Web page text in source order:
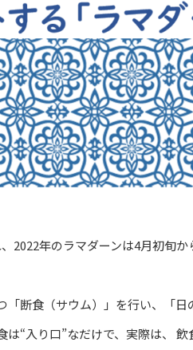
年のラマダーンは4月初旬
断食（サウム）」を行い、「
“入り口”なだけで、実際は、